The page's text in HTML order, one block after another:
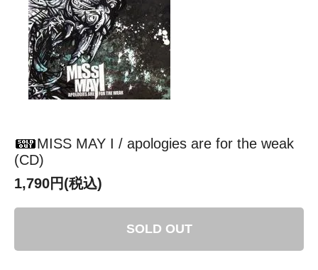
MISS MAY I / apologies are for the weak
(CD)
1,790円(税込)
SOLD OUT